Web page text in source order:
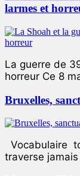
larmes et
La guerre de
horreur Ce 8
Bruxelles,
Vocabulaire
traverse